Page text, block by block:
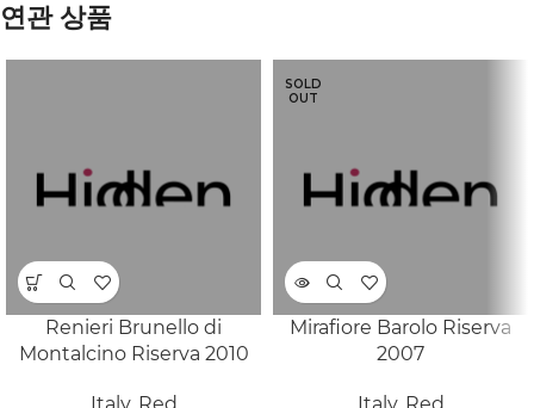
연관 상품
Renieri Brunello di
Montalcino Riserva 2010
SOLD
OUT
Mirafiore Barolo Riserva
2007